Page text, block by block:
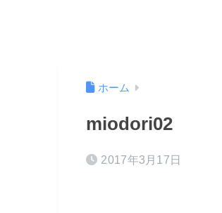
ホーム
miodori02
2017年3月17日